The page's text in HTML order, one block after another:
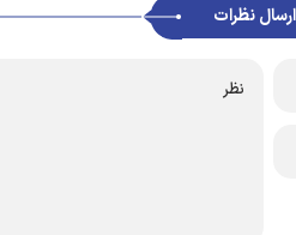
ارسال نظرات